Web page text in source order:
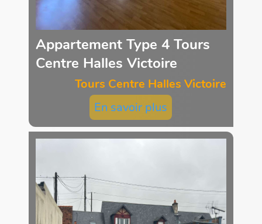
Appartement Type 4 Tours
Centre Halles Victoire
Tours Centre Halles Victoire
En savoir plus